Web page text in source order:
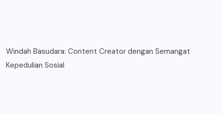
Windah Basudara: Content Creator dengan Semangat
Kepedulian Sosial